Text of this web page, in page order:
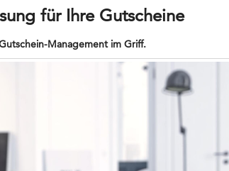
für Ihre Gutscheine
Management im Griff.